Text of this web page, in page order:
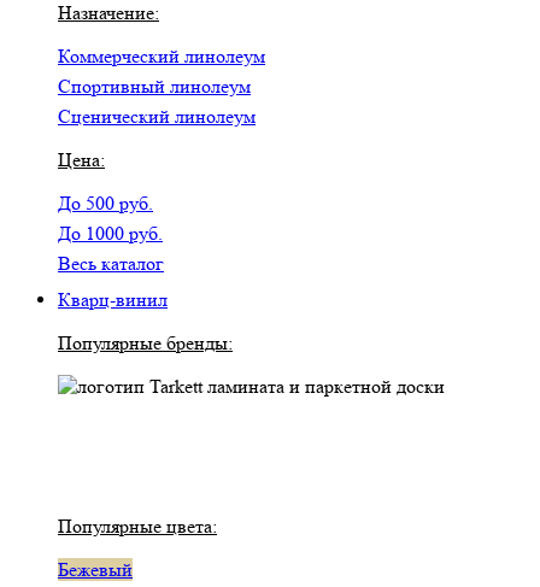
Назначение:
Коммерческий линолеум
Спортивный линолеум
Сценический линолеум
Цена:
До 500 руб.
До 1000 руб.
Весь каталог
Кварц-винил
Популярные бренды:
Популярные цвета:
Бежевый